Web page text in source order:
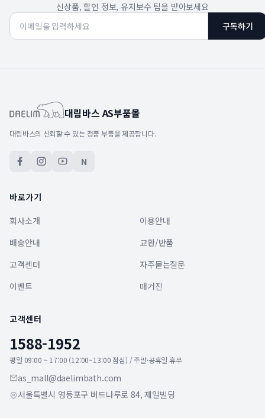
신상품, 할인 정보, 유지보수 팁을 받아보세요
구독하기
대림바스 AS부품몰
대림바스의 신뢰할 수 있는 정품 부품을 제공합니다.
N
바로가기
회사소개
이용안내
배송안내
교환/반품
고객센터
자주묻는질문
이벤트
매거진
고객센터
1588-1952
평일 09:00 ~ 17:00 (12:00~13:00 점심) / 주말·공휴일 휴무
as_mall@daelimbath.com
서울특별시 영등포구 버드나루로 84, 제일빌딩